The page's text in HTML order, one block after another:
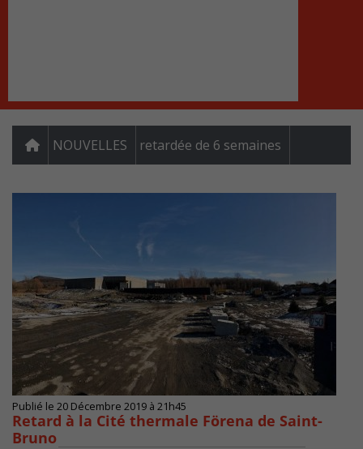
NOUVELLES retardée de 6 semaines
Publié le 20 Décembre 2019 à 21h45
Retard à la Cité thermale Förena de Saint-
Bruno